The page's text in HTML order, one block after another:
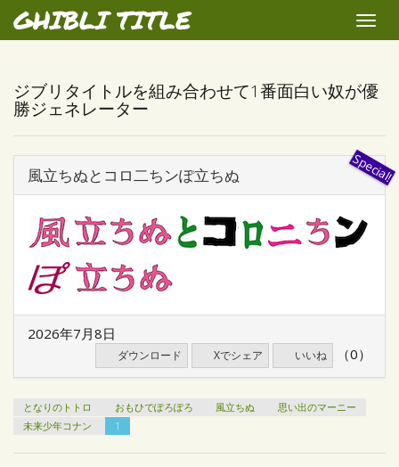
GHIBLI TITLE
Toggle
ジブリタイトルを組み合わせて1番面白い奴が優
勝ジェネレーター
風立ちぬとコロ二ちンぽ立ちぬ
2026年7月8日
ダウンロード Xでシェア いいね （0）
となりのトトロ おもひでぽろぽろ 風立ちぬ
思い出のマーニー
未来少年コナン
1